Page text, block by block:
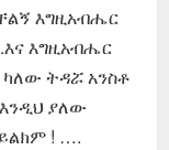
እግዚአብሔር
እግዚአብሔር
ካለው ትዳሯ አንስቶ
ያለው
! ….